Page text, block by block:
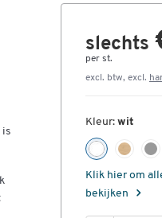
is
slechts
per st.
excl. btw, excl.
Kleur: wit
Klik hier om
bekijken